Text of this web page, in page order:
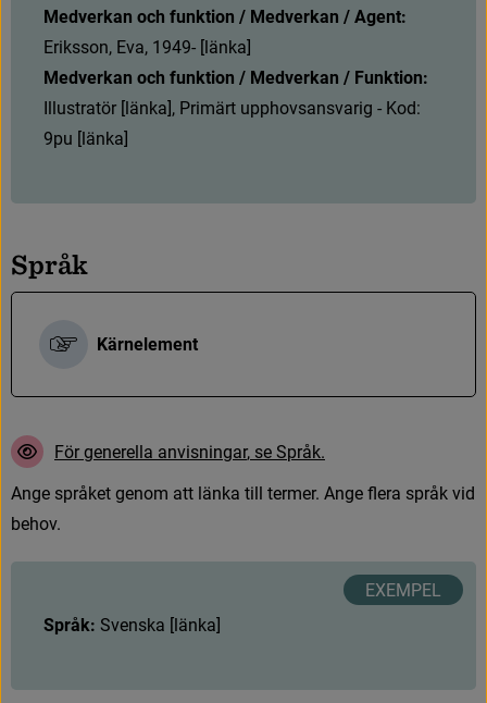
Medverkan och funktion / Medverkan / Agent:
Eriksson, Eva, 1949- [länka]
Medverkan och funktion / Medverkan / Funktion:
Illustratör [länka], Primärt upphovsansvarig - Kod:
9pu [länka]
Språk
Kärnelement
För generella anvisningar, se Språk.
Ange språket genom att länka till termer. Ange fera språk vid
behov.
Språk: Svenska [länka]